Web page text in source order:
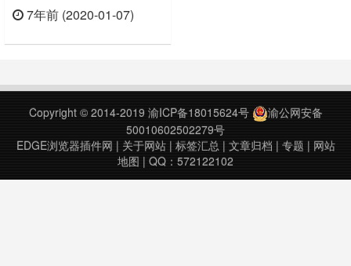
→手机收到通知→复制、传短信、开
步。★ 给不喜欢用手机打字的你★
★ 聪明人和懒人必备的超实用小工
7年前 (2020-01-07)
Copyright © 2014-2019 渝ICP备18015624号
渝公网安备
50010602502279号
EDGE浏览器插件网 | 关于网站| 标签汇总| 文章归档 | 专题 | 网站
地图 | QQ：572122102